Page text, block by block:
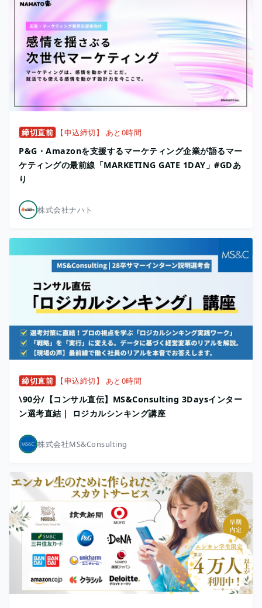
締切直前 【申込締切】 あと0時間
P&G・Amazonを支援するマーケティング企業が語るマー
ケティングの最前線「MARKETING GATE 1DAY」#GDあ
り
株式会社ナハト
締切直前 【申込締切】 あと0時間
\90分/【コンサル直伝】MS&Consulting 3Daysインター
ン選考直結｜ ロジカルシンキング講座
株式会社MS&Consulting